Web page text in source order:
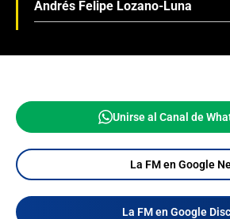
Andrés Felipe Lozano-Luna
Unirse al Canal de
La FM en Google
La FM en Google